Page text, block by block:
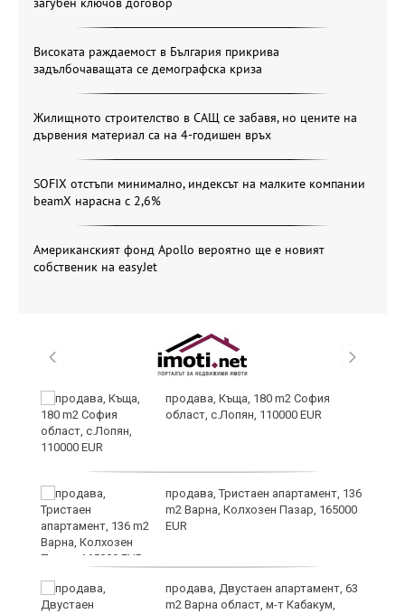
Високата раждаемост в България прикрива
задълбочаващата се демографска криза
Жилищното строителство в САЩ се забавя, но цените на
дървения материал са на 4-годишен връх
SOFIX отстъпи минимално, индексът на малките компании
beamX нарасна с 2,6%
Американският фонд Apollo вероятно ще е новият
собственик на easyJet
продава, Къща, 180 m2 София
област, с.Лопян, 110000 EUR
продава, Тристаен апартамент, 136
m2 Варна, Колхозен Пазар, 165000
EUR
продава, Двустаен апартамент, 63
m2 Варна област, м-т Кабакум,